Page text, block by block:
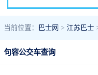
当前位置： 巴士网 > 江苏巴士
句容公交车查询